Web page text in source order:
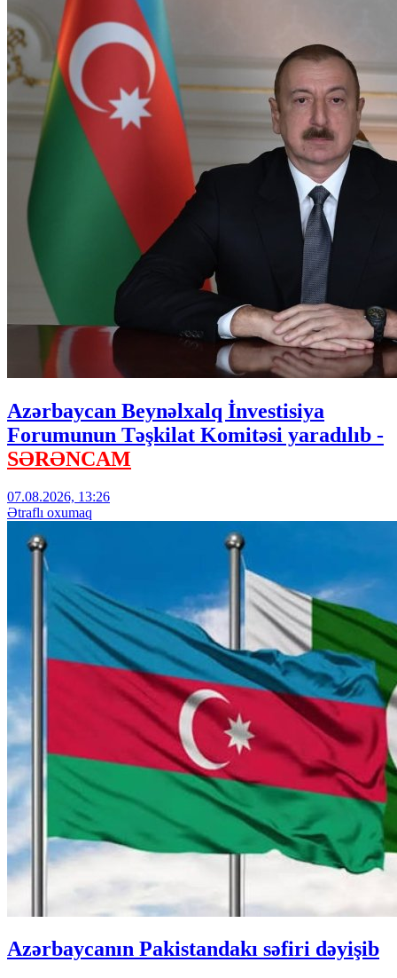
Azərbaycan Beynəlxalq İnvestisiya
Forumunun Təşkilat Komitəsi yaradılıb -
SƏRƏNCAM
07.08.2026, 13:26
Ətraflı oxumaq
Azərbaycanın Pakistandakı səfiri dəyişib